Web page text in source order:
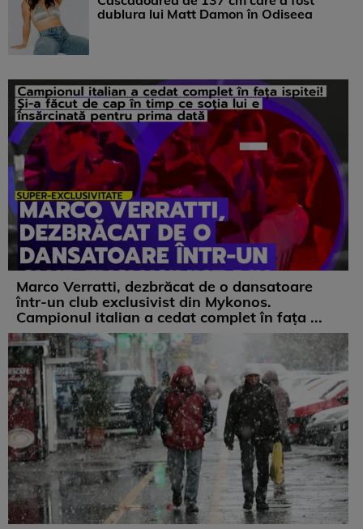
dublura lui Matt Damon în Odiseea
Marco Verratti, dezbrăcat de o dansatoare
într-un club exclusivist din Mykonos.
Campionul italian a cedat complet în fața ...